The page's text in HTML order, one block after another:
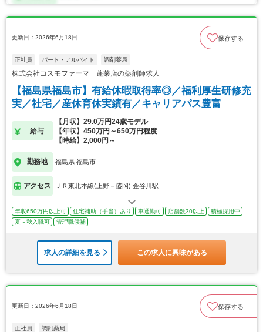
更新日：2026年6月18日 保存する
正社員 パート・アルバイト 調剤薬局
株式会社コスモファーマ 蓬莱店の薬剤師求人
【福島県福島市】有給休暇取得率◎／福利厚生研修充
実／社宅／産休育休実績有／キャリアパス豊富
給与
【月収】29.0万円24歳モデル
【年収】450万円～650万円程度
【時給】2,000円～
勤務地 福島県 福島市
アクセス ＪＲ東北本線(上野－盛岡) 金谷川駅
年収650万円以上可 住宅補助（手当）あり 車通勤可 店舗数30以上
積極採用中
夏～秋入職可
管理職候補
求人の詳細を見る この求人に興味がある
更新日：2026年6月18日 保存する
正社員 調剤薬局